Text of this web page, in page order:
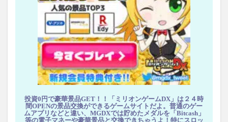
投資0円で豪華景品GET！！「ミリオンゲームDX」は２４時
間OPENの景品交換ができるゲームサイトだよ。普通のゲー
ムアプリなどと違い、MGDXでは貯めたメダルを「Bitcash」
等の電子マネーや豪華景品と交換できちゃうよ！特にスロッ